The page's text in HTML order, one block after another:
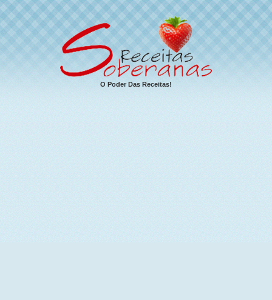
O Poder Das Receitas!